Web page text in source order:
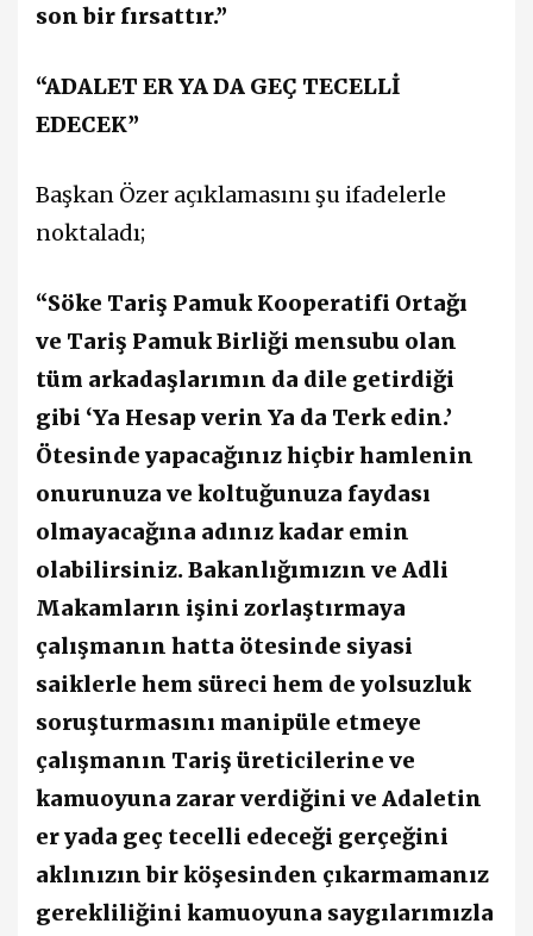
son bir fırsattır.”
“ADALET ER YA DA GEÇ TECELLİ
EDECEK”
Başkan Özer açıklamasını şu ifadelerle
noktaladı;
“Söke Tariş Pamuk Kooperatifi Ortağı
ve Tariş Pamuk Birliği mensubu olan
tüm arkadaşlarımın da dile getirdiği
gibi ‘Ya Hesap verin Ya da Terk edin.’
Ötesinde yapacağınız hiçbir hamlenin
onurunuza ve koltuğunuza faydası
olmayacağına adınız kadar emin
olabilirsiniz. Bakanlığımızın ve Adli
Makamların işini zorlaştırmaya
çalışmanın hatta ötesinde siyasi
saiklerle hem süreci hem de yolsuzluk
soruşturmasını manipüle etmeye
çalışmanın Tariş üreticilerine ve
kamuoyuna zarar verdiğini ve Adaletin
er yada geç tecelli edeceği gerçeğini
aklınızın bir köşesinden çıkarmamanız
gerekliliğini kamuoyuna saygılarımızla